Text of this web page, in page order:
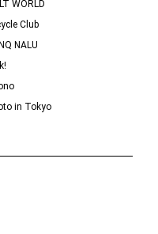
WORLD
Club
NALU
in Tokyo